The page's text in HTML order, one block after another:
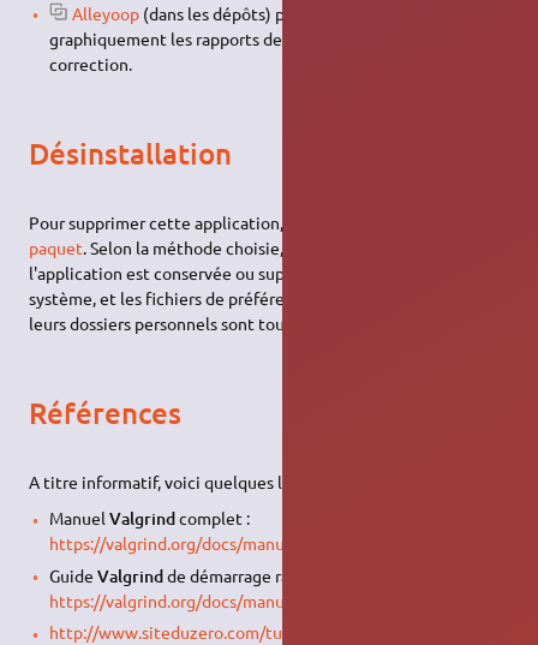
Alleyoop (dans les dépôts) permet de visualiser
graphiquement les rapports de valgrind, et aide à la
correction.
Désinstallation
Pour supprimer cette application, il suffit de
paquet. Selon la méthode choisie, la configuration globale de
l'application est conservée ou supprimée. Les journaux du
système, et les fichiers de préférence des utilisateurs dans
leurs dossiers personnels sont toujours conservés.
Références
A titre informatif, voici quelques liens :
Manuel Valgrindcomplet :
https://valgrind.org/docs/manual/index.html
Guide Valgrindde démarrage rapide :
https://valgrind.org/docs/manual/QuickStart.html
http://www.siteduzero.com/tutoriel-3-473022-debuguer-